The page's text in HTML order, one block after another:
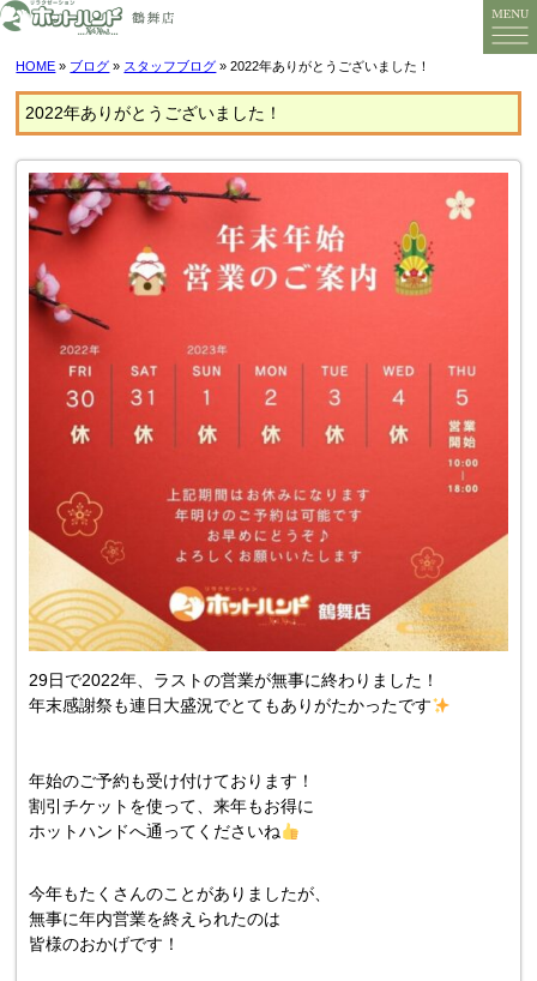
HOME » ブログ » スタッフブログ » 2022年ありがとうございました！
2022年ありがとうございました！
29日で2022年、ラストの営業が無事に終わりました！
年末感謝祭も連日大盛況でとてもありがたかったです
年始のご予約も受け付けております！
割引チケットを使って、来年もお得に
ホットハンドへ通ってくださいね
今年もたくさんのことがありましたが、
無事に年内営業を終えられたのは
皆様のおかげです！